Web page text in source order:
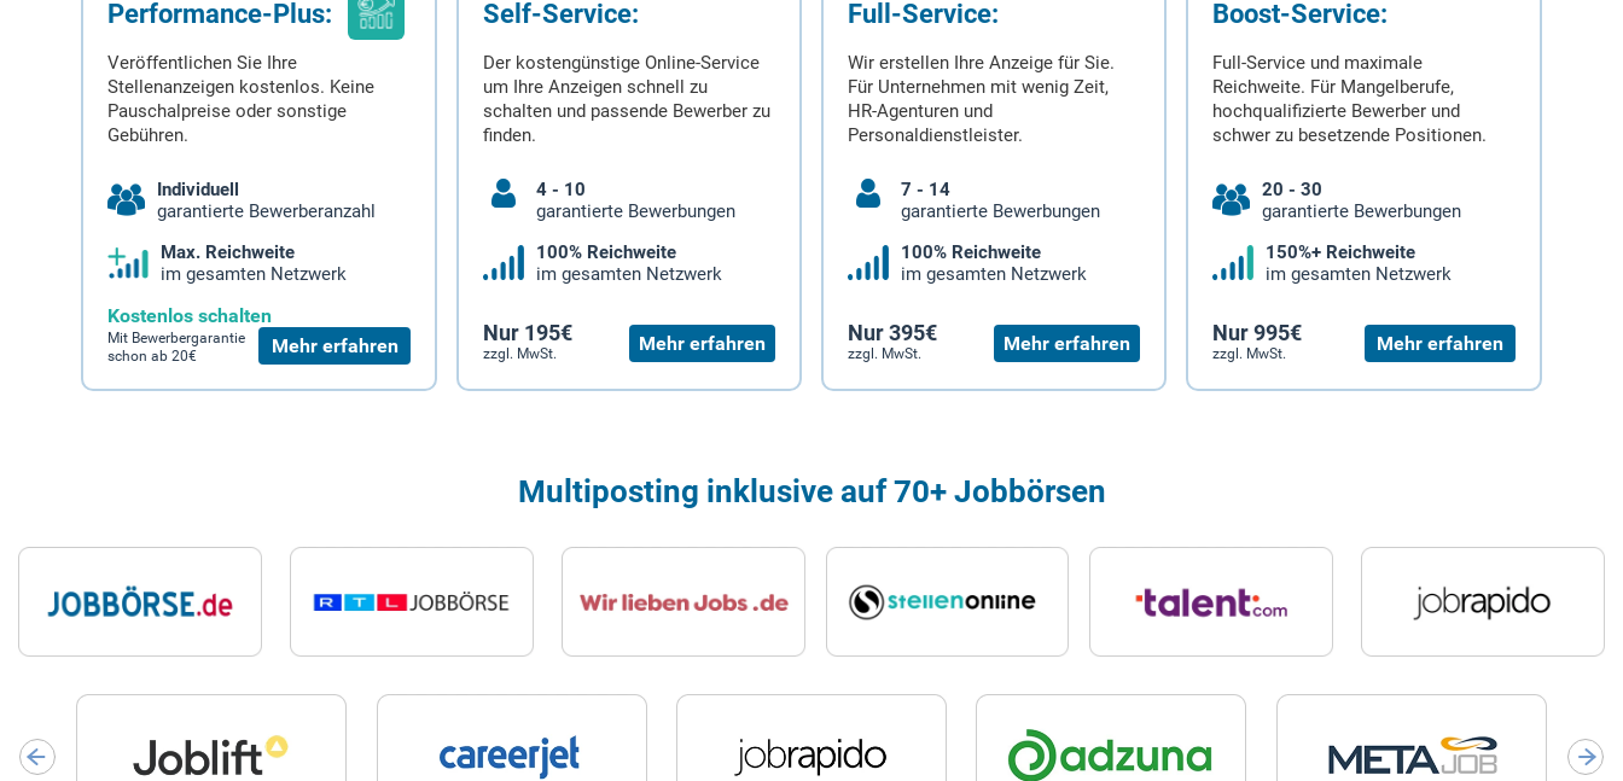
Performance-Plus:
Veröffentlichen Sie Ihre
Stellenanzeigen kostenlos. Keine
Pauschalpreise oder sonstige
Gebühren.
Individuell
garantierte Bewerberanzahl
Max. Reichweite
im gesamten Netzwerk
Kostenlos schalten
Mit Bewerbergarantie
schon ab 20€
Mehr erfahren
Self-Service:
Der kostengünstige Online-Service
um Ihre Anzeigen schnell zu
schalten und passende Bewerber zu
finden.
4 - 10
garantierte Bewerbungen
100% Reichweite
im gesamten Netzwerk
Nur 195€
zzgl. MwSt. Mehr erfahren
Full-Service:
Wir erstellen Ihre Anzeige für Sie.
Für Unternehmen mit wenig Zeit,
HR-Agenturen und
Personaldienstleister.
7 - 14
garantierte Bewerbungen
100% Reichweite
im gesamten Netzwerk
Nur 395€
zzgl. MwSt. Mehr erfahren
Boost-Service:
Full-Service und maximale
Reichweite. Für Mangelberufe,
hochqualifizierte Bewerber und
schwer zu besetzende Positionen.
20 - 30
garantierte Bewerbungen
150%+ Reichweite
im gesamten Netzwerk
Nur 995€
zzgl. MwSt. Mehr erfahren
Multiposting inklusive auf 70+ Jobbörsen